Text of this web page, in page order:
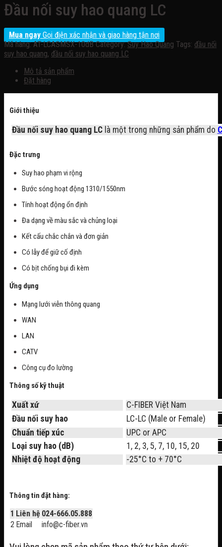
Đầu nối suy hao quang LC
Mua ngay Gọi điện xác nhận và giao hàng tận nơi
Mã hàng:AT-LCASMSX-10dB Category:Suy Hao Quang Tags: đầu nối
suy hao quang, đầu nối suy hao quang LC
Mô tả sản phẩm
Đặt hàng
Giới thiệu
Đầu nối suy hao quang LClà một trong những sản phẩm do
Đặc trưng
Suy hao phạm vi rộng
Bước sóng hoạt động 1310/1550nm
Tính hoạt động ổn định
Đa dạng về màu sắc và chủng loại
Kết cấu chắc chắn và đơn giản
Có lẫy để giữ cố định
Có bịt chống bụi đi kèm
Ứng dụng
Mạng lưới viễn thông quang
WAN
LAN
CATV
Công cụ đo lường
Thông số kỹ thuật
Xuất xứ
C-FIBER Việt Nam
Đầu nối suy hao
LC-LC (Male or Female)
Chuẩn tiếp xúc
UPC or APC
Loại suy hao (dB)
1, 2, 3, 5, 7, 10, 15, 20
Nhiệt độ hoạt động
-25°C to + 70°C
Thông tin đặt hàng:
1 Liên hệ 024-666.05.888
2 Email info@c-fiber.vn